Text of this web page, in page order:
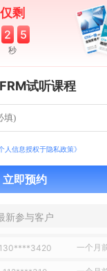
剩
2 4
秒
试听课程
人信息授权于隐私政策》
立即预约
新参与客户
130****8017 1 天
2024-11-